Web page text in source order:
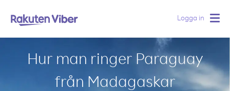
Logga in
Hur man ringer Paraguay
från Madagaskar